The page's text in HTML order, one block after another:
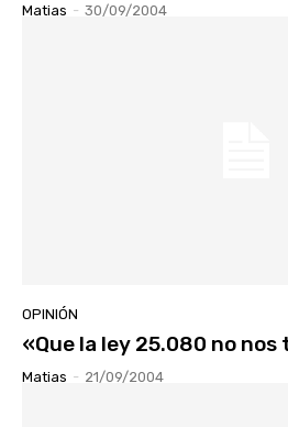
Matias - 30/09/2004
OPINIÓN
«Que la ley 25.080 no nos
Matias - 21/09/2004